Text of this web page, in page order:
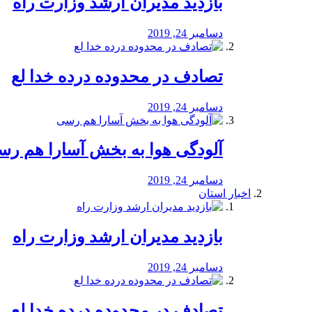
دسامبر 24, 2019
تصادف در محدوده درده خدا لع
دسامبر 24, 2019
آلودگی هوا به بخش آسارا هم
دسامبر 24, 2019
اخبار استان
بازدید مدیران ارشد وزارت راه
دسامبر 24, 2019